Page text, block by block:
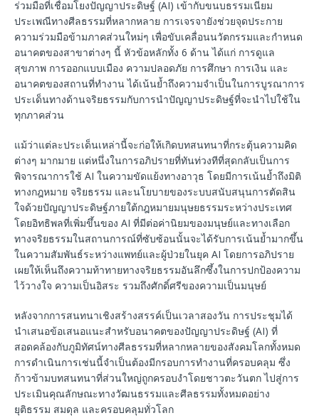
ร่วมมือที่เชื่อมโยงปัญญาประดิษฐ์ (AI) เข้ากับขนบธรรมเนียม
ประเพณีทางศีลธรรมที่หลากหลาย การเจรจายังช่วยจุดประกาย
ความร่วมมือข้ามภาคส่วนใหม่ๆ เพื่อขับเคลื่อนนวัตกรรมและกำหนด
อนาคตของสาขาต่างๆ นี้ หัวข้อหลักทั้ง 6 ด้าน ได้แก่ การดูแล
สุขภาพ การออกแบบเมือง ความปลอดภัย การศึกษา การเงิน และ
อนาคตของสถานที่ทำงาน ได้เน้นย้ำถึงความจำเป็นในการบูรณาการ
ประเด็นทางด้านจริยธรรมกับการนำปัญญาประดิษฐ์ที่จะนำไปใช้ใน
ทุกภาคส่วน
แม้ว่าแต่ละประเด็นเหล่านี้จะก่อให้เกิดบทสนทนาที่กระตุ้นความคิด
ต่างๆ มากมาย แต่หนึ่งในการอภิปรายที่ทันท่วงทีที่สุดกลับเป็นการ
พิจารณาการใช้ AI ในความขัดแย้งทางอาวุธ โดยมีการเน้นย้ำถึงมิติ
ทางกฎหมาย จริยธรรม และนโยบายของระบบสนับสนุนการตัดสิน
ใจด้วยปัญญาประดิษฐ์ภายใต้กฎหมายมนุษยธรรมระหว่างประเทศ
โดยอิทธิพลที่เพิ่มขึ้นของ AI ที่มีต่อค่านิยมของมนุษย์และทางเลือก
ทางจริยธรรมในสถานการณ์ที่ซับซ้อนนั้นจะได้รับการเน้นย้ำมากขึ้น
ในความสัมพันธ์ระหว่างแพทย์และผู้ป่วยในยุค AI โดยการอภิปราย
เผยให้เห็นถึงความท้าทายทางจริยธรรมอันลึกซึ้งในการปกป้องความ
ไว้วางใจ ความเป็นอิสระ รวมถึงศักดิ์ศรีของความเป็นมนุษย์
หลังจากการสนทนาเชิงสร้างสรรค์เป็นเวลาสองวัน การประชุมได้
นำเสนอข้อเสนอแนะสำหรับอนาคตของปัญญาประดิษฐ์ (AI) ที่
สอดคล้องกับภูมิทัศน์ทางศีลธรรมที่หลากหลายของสังคมโลกทั้งหมด
การดำเนินการเช่นนี้จำเป็นต้องมีกรอบการทำงานที่ครอบคลุม ซึ่ง
ก้าวข้ามบทสนทนาที่ส่วนใหญ่ถูกครอบงำโดยชาวตะวันตก ไปสู่การ
ประเมินคุณลักษณะทางวัฒนธรรมและศีลธรรมทั้งหมดอย่าง
ยุติธรรม สมดุล และครอบคลุมทั่วโลก